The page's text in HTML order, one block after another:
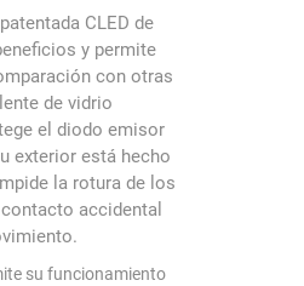
CLED de
y permite
con otras
de vidrio
el diodo emisor
exterior está hecho
la rotura de los
accidental
su funcionamiento